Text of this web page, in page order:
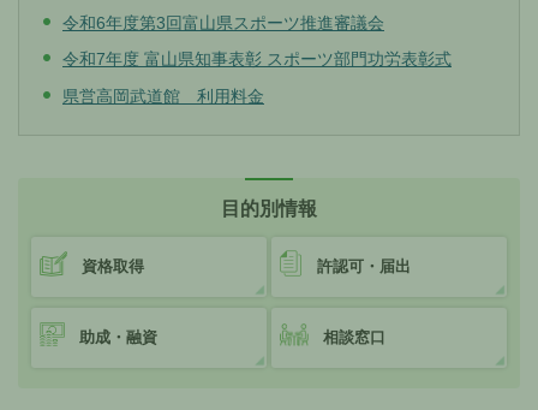
令和6年度第3回富山県スポーツ推進審議会
令和7年度 富山県知事表彰 スポーツ部門功労表彰式
県営高岡武道館 利用料金
目的別情報
資格取得 許認可・届出
助成・融資 相談窓口